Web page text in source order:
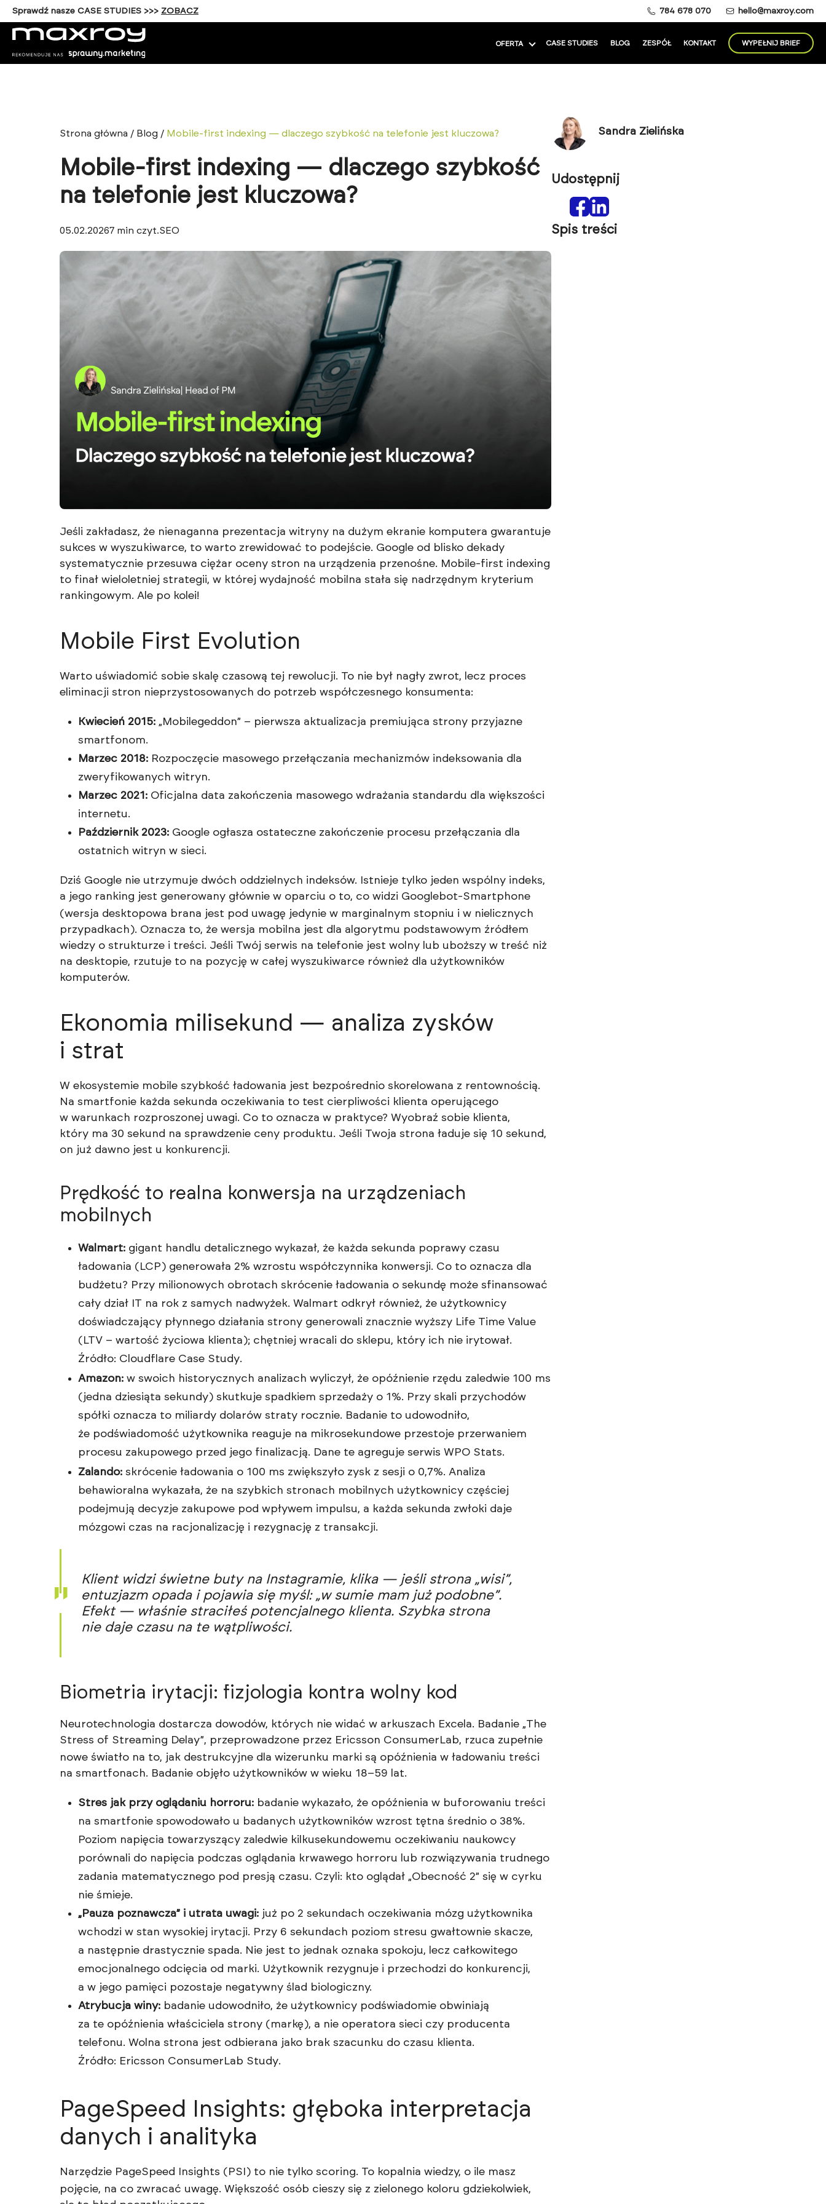
Sprawdź nasze CASE STUDIES >>> ZOBACZ 784 678 070 hello@maxroy.com
OFERTA CASE STUDIES BLOG ZESPÓŁ KONTAKT WYPEŁNIJ BRIEF
Strona główna / Blog / Mobile-first indexing — dlaczego szybkość na telefonie jest kluczowa?
Mobile-first indexing — dlaczego szybkość
na telefonie jest kluczowa?
05.02.20267 min czyt.SEO
Jeśli zakładasz, że nienaganna prezentacja witryny na dużym ekranie komputera gwarantuje
sukces w wyszukiwarce, to warto zrewidować to podejście. Google od blisko dekady
systematycznie przesuwa ciężar oceny stron na urządzenia przenośne. Mobile-first indexing
to finał wieloletniej strategii, w której wydajność mobilna stała się nadrzędnym kryterium
rankingowym. Ale po kolei!
Mobile First Evolution
Warto uświadomić sobie skalę czasową tej rewolucji. To nie był nagły zwrot, lecz proces
eliminacji stron nieprzystosowanych do potrzeb współczesnego konsumenta:
Kwiecień 2015: „Mobilegeddon” – pierwsza aktualizacja premiująca strony przyjazne
smartfonom.
Marzec 2018: Rozpoczęcie masowego przełączania mechanizmów indeksowania dla
zweryfikowanych witryn.
Marzec 2021: Oficjalna data zakończenia masowego wdrażania standardu dla większości
internetu.
Październik 2023: Google ogłasza ostateczne zakończenie procesu przełączania dla
ostatnich witryn w sieci.
Dziś Google nie utrzymuje dwóch oddzielnych indeksów. Istnieje tylko jeden wspólny indeks,
a jego ranking jest generowany głównie w oparciu o to, co widzi Googlebot-Smartphone
(wersja desktopowa brana jest pod uwagę jedynie w marginalnym stopniu i w nielicznych
przypadkach). Oznacza to, że wersja mobilna jest dla algorytmu podstawowym źródłem
wiedzy o strukturze i treści. Jeśli Twój serwis na telefonie jest wolny lub uboższy w treść niż
na desktopie, rzutuje to na pozycję w całej wyszukiwarce również dla użytkowników
komputerów.
Ekonomia milisekund — analiza zysków
i strat
W ekosystemie mobile szybkość ładowania jest bezpośrednio skorelowana z rentownością.
Na smartfonie każda sekunda oczekiwania to test cierpliwości klienta operującego
w warunkach rozproszonej uwagi. Co to oznacza w praktyce? Wyobraź sobie klienta,
który ma 30 sekund na sprawdzenie ceny produktu. Jeśli Twoja strona ładuje się 10 sekund,
on już dawno jest u konkurencji.
Prędkość to realna konwersja na urządzeniach
mobilnych
Walmart: gigant handlu detalicznego wykazał, że każda sekunda poprawy czasu
ładowania (LCP) generowała 2% wzrostu współczynnika konwersji. Co to oznacza dla
budżetu? Przy milionowych obrotach skrócenie ładowania o sekundę może sfinansować
cały dział IT na rok z samych nadwyżek. Walmart odkrył również, że użytkownicy
doświadczający płynnego działania strony generowali znacznie wyższy Life Time Value
(LTV – wartość życiowa klienta); chętniej wracali do sklepu, który ich nie irytował.
Źródło: Cloudflare Case Study.
Amazon: w swoich historycznych analizach wyliczył, że opóźnienie rzędu zaledwie 100 ms
(jedna dziesiąta sekundy) skutkuje spadkiem sprzedaży o 1%. Przy skali przychodów
spółki oznacza to miliardy dolarów straty rocznie. Badanie to udowodniło,
że podświadomość użytkownika reaguje na mikrosekundowe przestoje przerwaniem
procesu zakupowego przed jego finalizacją. Dane te agreguje serwis WPO Stats.
Zalando: skrócenie ładowania o 100 ms zwiększyło zysk z sesji o 0,7%. Analiza
behawioralna wykazała, że na szybkich stronach mobilnych użytkownicy częściej
podejmują decyzje zakupowe pod wpływem impulsu, a każda sekunda zwłoki daje
mózgowi czas na racjonalizację i rezygnację z transakcji.
Klient widzi świetne buty na Instagramie, klika — jeśli strona „wisi”,
entuzjazm opada i pojawia się myśl: „w sumie mam już podobne”.
Efekt — właśnie straciłeś potencjalnego klienta. Szybka strona
nie daje czasu na te wątpliwości.
Biometria irytacji: fizjologia kontra wolny kod
Neurotechnologia dostarcza dowodów, których nie widać w arkuszach Excela. Badanie „The
Stress of Streaming Delay”, przeprowadzone przez Ericsson ConsumerLab, rzuca zupełnie
nowe światło na to, jak destrukcyjne dla wizerunku marki są opóźnienia w ładowaniu treści
na smartfonach. Badanie objęło użytkowników w wieku 18–59 lat.
Stres jak przy oglądaniu horroru: badanie wykazało, że opóźnienia w buforowaniu treści
na smartfonie spowodowało u badanych użytkowników wzrost tętna średnio o 38%.
Poziom napięcia towarzyszący zaledwie kilkusekundowemu oczekiwaniu naukowcy
porównali do napięcia podczas oglądania krwawego horroru lub rozwiązywania trudnego
zadania matematycznego pod presją czasu. Czyli: kto oglądał „Obecność 2” się w cyrku
nie śmieje.
„Pauza poznawcza” i utrata uwagi: już po 2 sekundach oczekiwania mózg użytkownika
wchodzi w stan wysokiej irytacji. Przy 6 sekundach poziom stresu gwałtownie skacze,
a następnie drastycznie spada. Nie jest to jednak oznaka spokoju, lecz całkowitego
emocjonalnego odcięcia od marki. Użytkownik rezygnuje i przechodzi do konkurencji,
a w jego pamięci pozostaje negatywny ślad biologiczny.
Atrybucja winy: badanie udowodniło, że użytkownicy podświadomie obwiniają
za te opóźnienia właściciela strony (markę), a nie operatora sieci czy producenta
telefonu. Wolna strona jest odbierana jako brak szacunku do czasu klienta.
Źródło: Ericsson ConsumerLab Study.
PageSpeed Insights: głęboka interpretacja
danych i analityka
Narzędzie PageSpeed Insights (PSI) to nie tylko scoring. To kopalnia wiedzy, o ile masz
pojęcie, na co zwracać uwagę. Większość osób cieszy się z zielonego koloru gdziekolwiek,
Sandra Zielińska
Udostępnij
Spis treści